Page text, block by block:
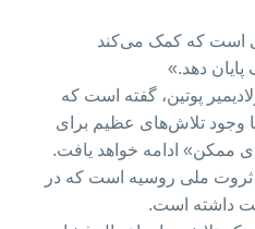
است که کمک می‌کند
دهد.»
پوتین، گفته است که
وجود تلاش‌های عظیم برای
ممکن» ادامه خواهد یافت.
ثروت ملی روسیه است که در
داشته است.